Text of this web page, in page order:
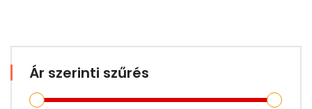
Ár szerinti szűrés